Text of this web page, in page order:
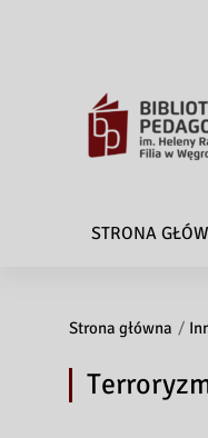
STRONA
Strona główna